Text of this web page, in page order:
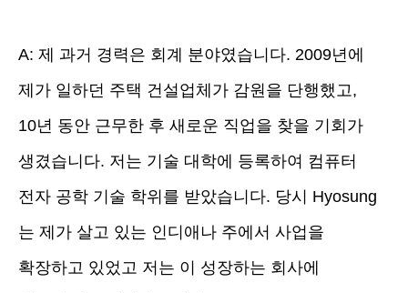
A: 제 과거 경력은 회계 분야였습니다. 2009년에
제가 일하던 주택 건설업체가 감원을 단행했고,
10년 동안 근무한 후 새로운 직업을 찾을 기회가
생겼습니다. 저는 기술 대학에 등록하여 컴퓨터
전자 공학 기술 학위를 받았습니다. 당시 Hyosung
는 제가 살고 있는 인디애나 주에서 사업을
확장하고 있었고 저는 이 성장하는 회사에